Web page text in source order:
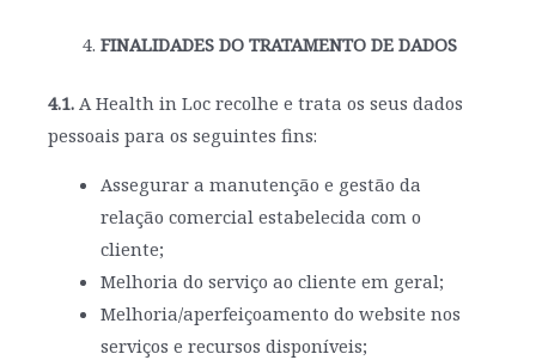
FINALIDADES DO TRATAMENTO DE DADOS
4.1. A Health in Loc recolhe e trata os seus dados
pessoais para os seguintes fins:
Assegurar a manutenção e gestão da
relação comercial estabelecida com o
cliente;
Melhoria do serviço ao cliente em geral;
Melhoria/aperfeiçoamento do website nos
serviços e recursos disponíveis;